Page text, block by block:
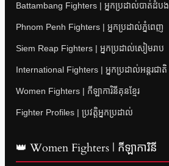
Battambang Fighters | អ្នកប្រដាល់បាត់ដំបង
Phnom Penh Fighters | អ្នកប្រដាល់ភ្នំពេញ
Siem Reap Fighters | អ្នកប្រដាល់សៀមរាប
International Fighters | អ្នកប្រដាល់អន្តរជាតិ
Women Fighters | កីឡាការិនីគុនខ្មែរ
Fighter Profiles | ប្រវត្តិអ្នកប្រដាល់
👑 Women Fighters | កីឡាការិនី